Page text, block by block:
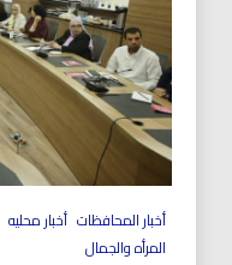
أخبار المحافظات أخبار محليه
المرأه والجمال